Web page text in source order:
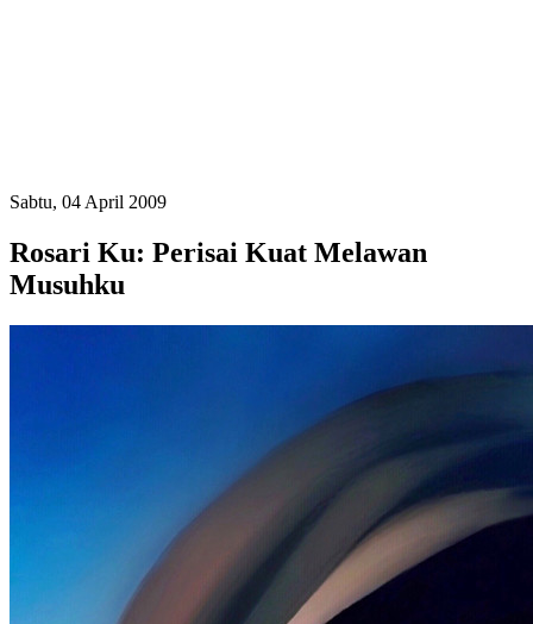
Sabtu, 04 April 2009
Rosari Ku: Perisai Kuat Melawan
Musuhku